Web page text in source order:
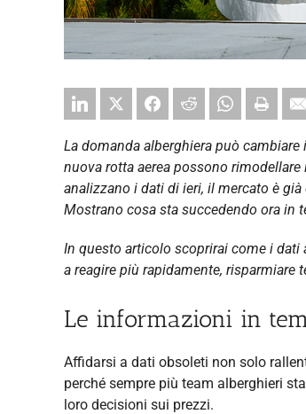
La domanda alberghiera può
nuova rotta aerea possono
analizzano i dati di ieri, il mercato è
Mostrano cosa sta succedendo ora in
In questo articolo scoprirai come i dati
a reagire più rapidamente, risparmiare
Le informazioni in
Affidarsi a dati obsoleti non solo
perché sempre più team alberghieri
loro decisioni sui prezzi.